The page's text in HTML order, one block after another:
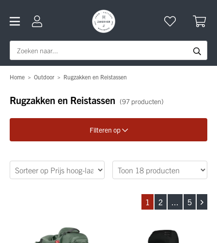
Home > Outdoor > Rugzakken en Reistassen
Rugzakken en Reistassen (97 producten)
Filteren op
Verfijn je zoekopdracht
1 2 ... 5